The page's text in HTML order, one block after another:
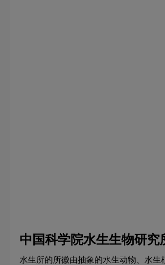
中国科学院水生生物研究
水生所的所徽由抽象的水生动物、水